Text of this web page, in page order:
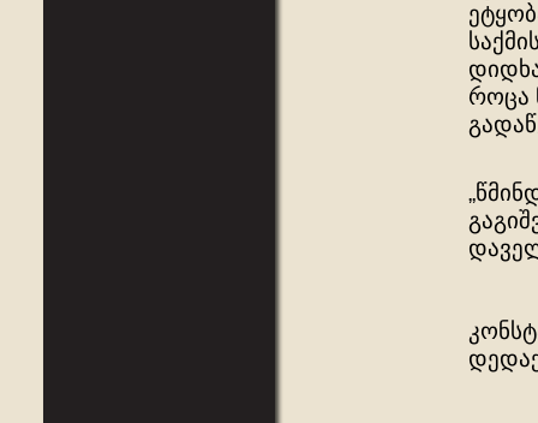
როცა